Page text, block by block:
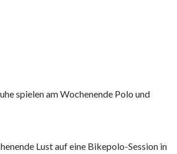
spielen am Wochenende Polo und
Lust auf eine Bikepolo-Session in